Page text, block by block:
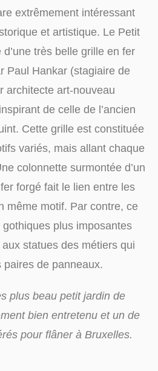
extrêmement intéressant
et artistique. Le Petit
très belle grille en fer
Paul Hankar (stagiaire de
architecte art-nouveau
de celle de l’ancien
Cette grille est constituée
variés, mais allant chaque
colonnette surmontée d’un
forgé fait le lien entre les
même motif. Par contre, ce
plus imposantes
statues des métiers qui
paires de panneaux.
plus beau petit jardin de
bien entretenu et un de
pour flâner à Bruxelles.